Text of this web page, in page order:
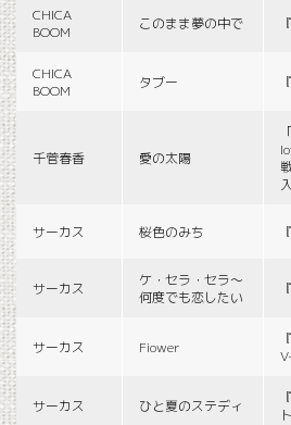
CHICA
BOOM
このまま夢の中で
CHICA
BOOM
タブー
千菅春香 愛の太陽
サーカス 桜色のみち
サーカス
ケ・セラ・セラ〜
何度でも恋したい
サーカス Fiower
サーカス ひと夏のステディ